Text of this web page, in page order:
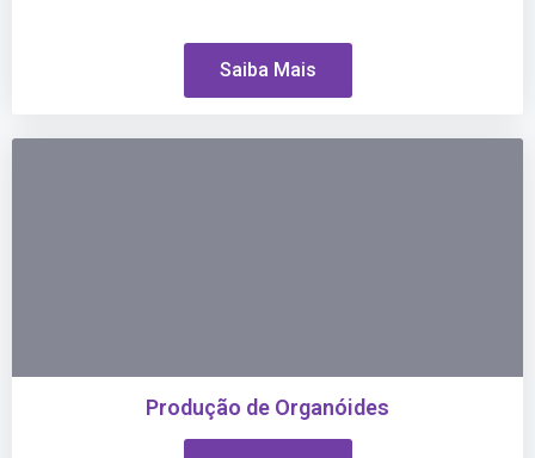
Saiba Mais
Produção de Organóides